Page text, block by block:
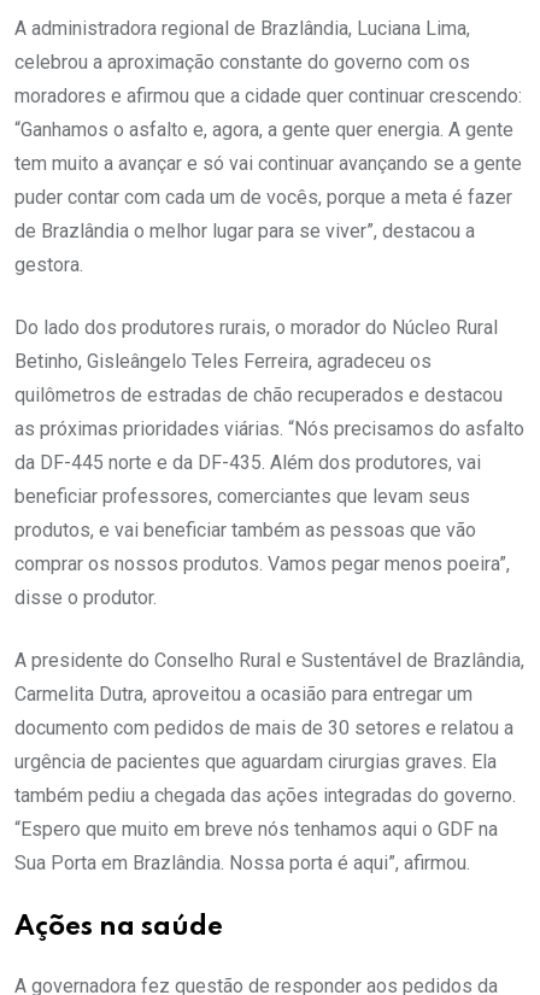
A administradora regional de Brazlândia, Luciana Lima,
celebrou a aproximação constante do governo com os
moradores e afirmou que a cidade quer continuar crescendo:
“Ganhamos o asfalto e, agora, a gente quer energia. A gente
tem muito a avançar e só vai continuar avançando se a gente
puder contar com cada um de vocês, porque a meta é fazer
de Brazlândia o melhor lugar para se viver”, destacou a
gestora.
Do lado dos produtores rurais, o morador do Núcleo Rural
Betinho, Gisleângelo Teles Ferreira, agradeceu os
quilômetros de estradas de chão recuperados e destacou
as próximas prioridades viárias. “Nós precisamos do asfalto
da DF-445 norte e da DF-435. Além dos produtores, vai
beneficiar professores, comerciantes que levam seus
produtos, e vai beneficiar também as pessoas que vão
comprar os nossos produtos. Vamos pegar menos poeira”,
disse o produtor.
A presidente do Conselho Rural e Sustentável de Brazlândia,
Carmelita Dutra, aproveitou a ocasião para entregar um
documento com pedidos de mais de 30 setores e relatou a
urgência de pacientes que aguardam cirurgias graves. Ela
também pediu a chegada das ações integradas do governo.
“Espero que muito em breve nós tenhamos aqui o GDF na
Sua Porta em Brazlândia. Nossa porta é aqui”, afirmou.
Ações na saúde
A governadora fez questão de responder aos pedidos da